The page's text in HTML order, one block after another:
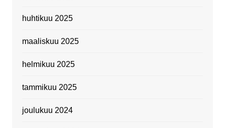
huhtikuu 2025
maaliskuu 2025
helmikuu 2025
tammikuu 2025
joulukuu 2024